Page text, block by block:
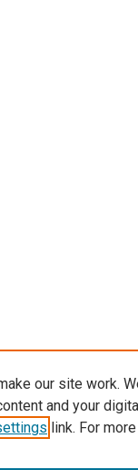
our site work.
and your
link. For